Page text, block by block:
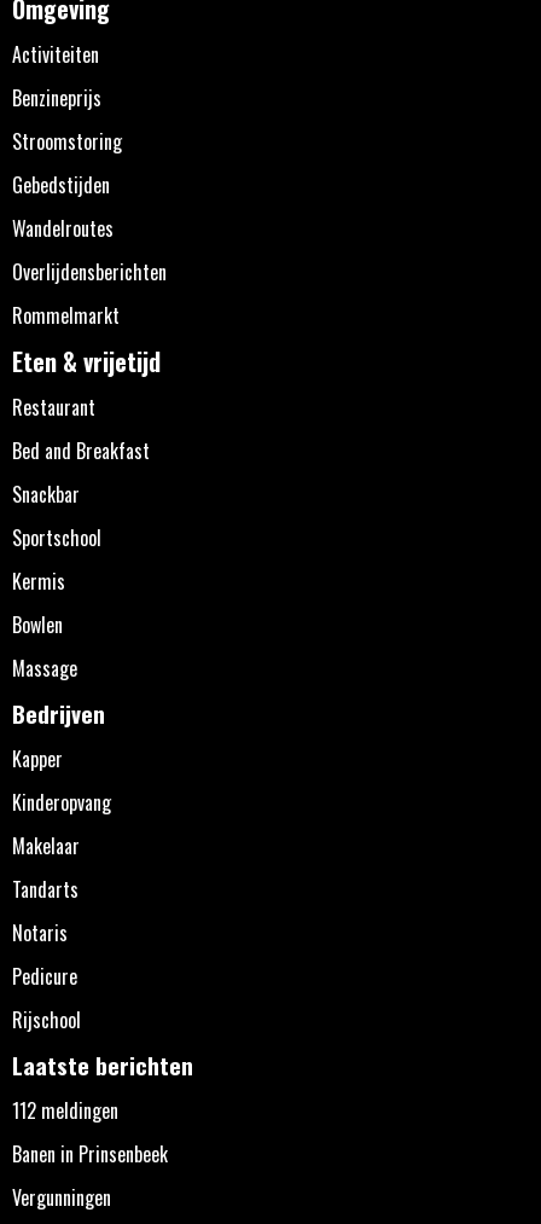
Omgeving
Activiteiten
Benzineprijs
Stroomstoring
Gebedstijden
Wandelroutes
Overlijdensberichten
Rommelmarkt
Eten & vrijetijd
Restaurant
Bed and Breakfast
Snackbar
Sportschool
Kermis
Bowlen
Massage
Bedrijven
Kapper
Kinderopvang
Makelaar
Tandarts
Notaris
Pedicure
Rijschool
Laatste berichten
112 meldingen
Banen in Prinsenbeek
Vergunningen